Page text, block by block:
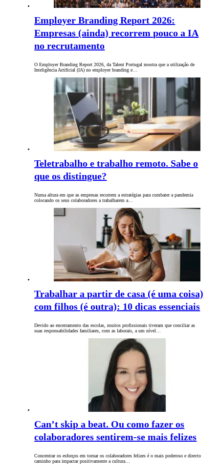
Employer Branding Report 2026:
Empresas (ainda) recorrem pouco a IA
no recrutamento
O Employer Branding Report 2026, da Talent Portugal mostra que a utilização de
Inteligência Artificial (IA) no employer branding e…
Teletrabalho e trabalho remoto. Sabe o
que os distingue?
Numa altura em que as empresas recorrem a estratégias para combater a pandemia
colocando os seus colaboradores a trabalharem a…
Trabalhar a partir de casa (é uma coisa)
com filhos (é outra): 10 dicas essenciais
Devido ao encerramento das escolas, muitos profissionais tiveram que conciliar as
suas responsabilidades familiares, com as laborais, a um nível…
Can’t skip a beat. Ou como fazer os
colaboradores sentirem-se mais felizes
Concentrar os esforços em tornar os colaboradores felizes é o mais poderoso e directo
caminho para impactar positivamente a cultura…